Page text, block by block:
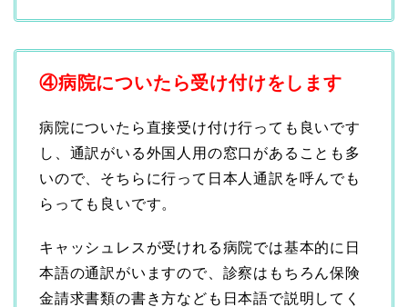
④病院についたら受け付けをします
病院についたら直接受け付け行っても良いです
し、通訳がいる外国人用の窓口があることも多
いので、そちらに行って日本人通訳を呼んでも
らっても良いです。
キャッシュレスが受けれる病院では基本的に日
本語の通訳がいますので、診察はもちろん保険
金請求書類の書き方なども日本語で説明してく